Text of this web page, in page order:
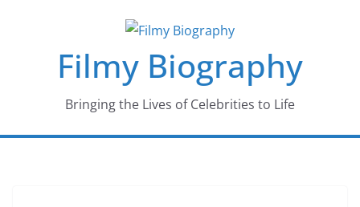
Filmy Biography
Bringing the Lives of Celebrities to Life